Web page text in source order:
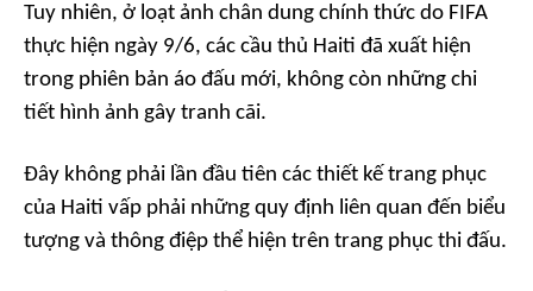
Tuy nhiên, ở loạt ảnh chân dung chính thức do FIFA
thực hiện ngày 9/6, các cầu thủ Haiti đã xuất hiện
trong phiên bản áo đấu mới, không còn những chi
tiết hình ảnh gây tranh cãi.
Đây không phải lần đầu tiên các thiết kế trang phục
của Haiti vấp phải những quy định liên quan đến biểu
tượng và thông điệp thể hiện trên trang phục thi đấu.